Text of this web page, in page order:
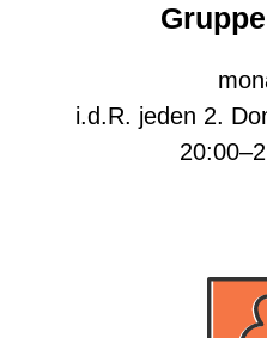
i.d.R. jeden 2.